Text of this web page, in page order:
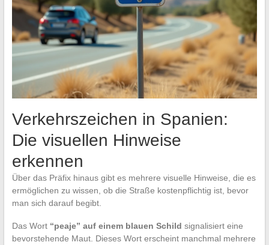
Verkehrszeichen in Spanien:
Die visuellen Hinweise
erkennen
Über das Präfix hinaus gibt es mehrere visuelle Hinweise, die es
ermöglichen zu wissen, ob die Straße kostenpflichtig ist, bevor
man sich darauf begibt.
Das Wort “peaje” auf einem blauen Schild signalisiert eine
bevorstehende Maut. Dieses Wort erscheint manchmal mehrere